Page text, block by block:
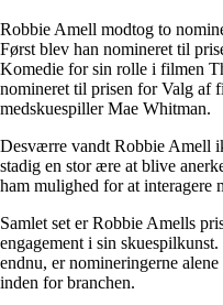
Robbie Amell modtog to
Først blev han nomineret til
Komedie for sin rolle i filmen
nomineret til prisen for Valg af
medskuespiller Mae Whitman.
Desværre vandt Robbie Amell
stadig en stor ære at blive
ham mulighed for at interagere
Samlet set er Robbie Amells
engagement i sin
endnu, er nomineringerne
inden for branchen.